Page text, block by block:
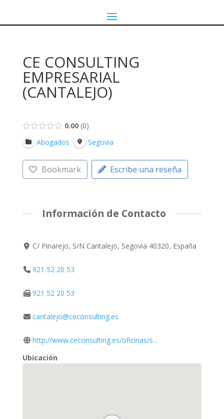
CE CONSULTING
EMPRESARIAL
(CANTALEJO)
0.00 0
Abogados
Segovia
Bookmark Escribe una reseña
Información de Contacto
C/ Pinarejo, S/N Cantalejo, Segovia 40320, España
921 52 20 53
921 52 20 53
cantalejo@ceconsulting.es
http://www.ceconsulting.es/oficinas/s...
Ubicación